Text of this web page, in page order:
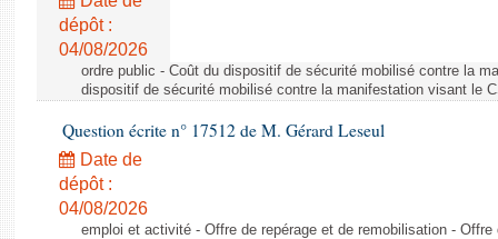
dépôt :
04/08/2026
ordre public - Coût du dispositif de sécurité mobilisé contre la
dispositif de sécurité mobilisé contre la manifestation visant le
Question écrite n° 17512 de M. Gérard Leseul
Date de
dépôt :
04/08/2026
emploi et activité - Offre de repérage et de remobilisation -